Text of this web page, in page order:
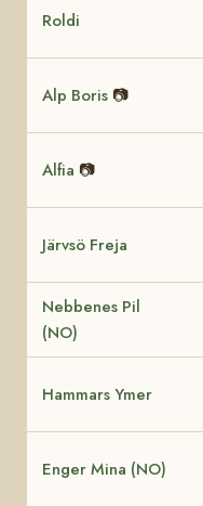
Roldi
Alp Boris 📷
Alfia 📷
Järvsö Freja
Nebbenes Pil
(NO)
Hammars Ymer
Enger Mina (NO)